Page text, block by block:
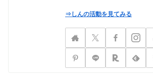
⇒しんの活動を見てみる